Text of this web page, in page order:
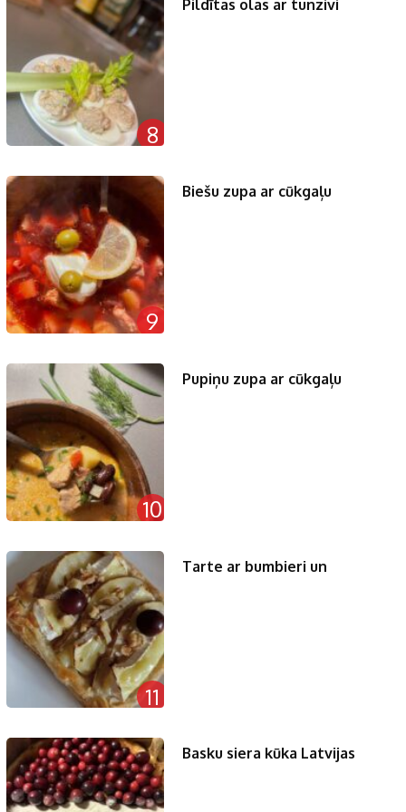
8
Pildītas olas ar tunzivi
9
Biešu zupa ar cūkgaļu
10
Pupiņu zupa ar cūkgaļu
11
Tarte ar bumbieri un
Basku siera kūka Latvijas